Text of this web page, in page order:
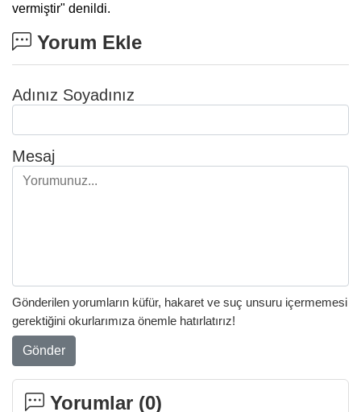
vermiştir" denildi.
Yorum Ekle
Adınız Soyadınız
Mesaj
Gönderilen yorumların küfür, hakaret ve suç unsuru içermemesi
gerektiğini okurlarımıza önemle hatırlatırız!
Gönder
Yorumlar (0)